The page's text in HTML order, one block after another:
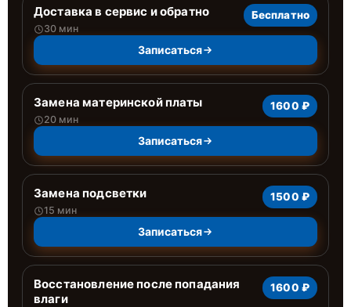
Доставка в сервис и обратно
30 мин
Бесплатно
Записаться
Замена материнской платы
20 мин
1600 ₽
Записаться
Замена подсветки
15 мин
1500 ₽
Записаться
Восстановление после попадания
влаги
1600 ₽